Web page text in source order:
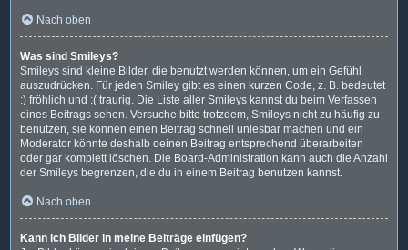
Nach oben
Was sind Smileys?
Smileys sind kleine Bilder, die benutzt werden können, um ein Gefühl
auszudrücken. Für jeden Smiley gibt es einen kurzen Code, z. B. bedeutet
:) fröhlich und :( traurig. Die Liste aller Smileys kannst du beim Verfassen
eines Beitrags sehen. Versuche bitte trotzdem, Smileys nicht zu häufig zu
benutzen, sie können einen Beitrag schnell unlesbar machen und ein
Moderator könnte deshalb deinen Beitrag entsprechend überarbeiten
oder gar komplett löschen. Die Board-Administration kann auch die Anzahl
der Smileys begrenzen, die du in einem Beitrag benutzen kannst.
Nach oben
Kann ich Bilder in meine Beiträge einfügen?